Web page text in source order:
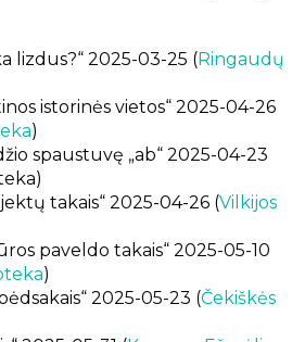
lizdus?“ 2025-03-25 (Ringaudų
istorinės vietos“ 2025-04-26
)
spaustuvę „ab“ 2025-04-23
takais“ 2025-04-26 (Vilkijos
paveldo takais“ 2025-05-10
)
2025-05-23 (Čekiškės